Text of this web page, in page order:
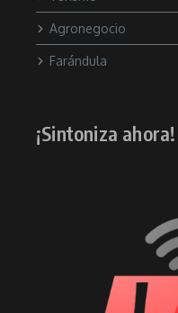
Agronegocio
Farándula
¡Sintoniza ahora!